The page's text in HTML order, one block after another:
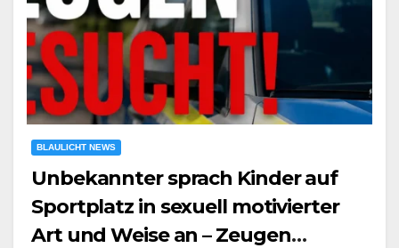
BLAULICHT NEWS
Unbekannter sprach Kinder auf
Sportplatz in sexuell motivierter
Art und Weise an – Zeugen